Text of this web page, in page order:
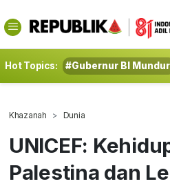
Hot Topics: #Gubernur BI Mundur
Khazanah Dunia
UNICEF:
Palestina dan